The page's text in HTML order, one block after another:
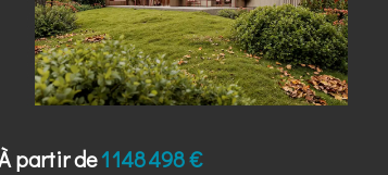
partir de1 148 498 €